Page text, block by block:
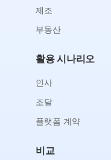
제조
부동산
활용 시나리오
인사
조달
플랫폼 계약
비교